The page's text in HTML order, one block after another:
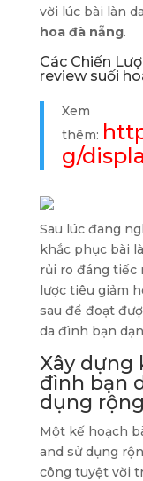
vời lúc bài làn
hoa đà nẵng.
Các Chiến
review suối
Xem
thêm:
g/
Sau lúc đang
khắc phục bài
rủi ro đáng tiếc
lược tiêu giảm
sau để đoạt
da đình bạn
Xây dựng
đình bạn
dụng
Một kế hoạch
and sử dụng
công tuyệt vời